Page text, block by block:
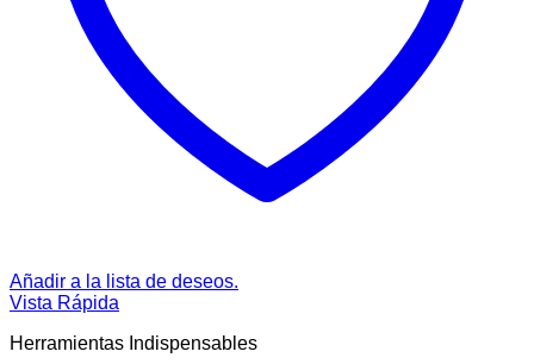
Añadir a la lista de deseos.
Vista Rápida
Herramientas Indispensables